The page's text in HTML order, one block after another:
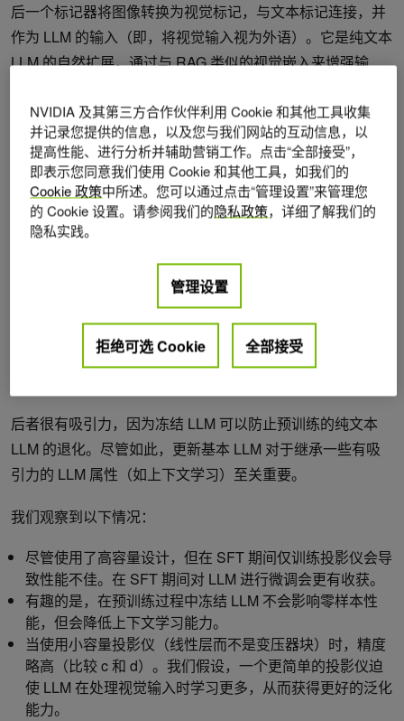
后一个标记器将图像转换为视觉标记，与文本标记连接，并
作为 LLM 的输入（即，将视觉输入视为外语）。它是纯文本
LLM 的自然扩展，通过与 RAG 类似的视觉嵌入来增强输
因此，由于其灵活性和易于量化/部署，我们将重点放在了自
回归架构上。
图 1 显示自回归 VLM 模型由三个主要组件组成：a视觉编码
、LLM和 投影仪 ，它们桥接来自两种模态的嵌入。该模型
解冻 LLM 至关重要
有两种流行的方法可以用视觉输入来增强预训练的纯文本
LLM：在视觉输入标记上微调 LLM，或者冻结 LLM 并仅训
后者很有吸引力，因为冻结 LLM 可以防止预训练的纯文本
LLM 的退化。尽管如此，更新基本 LLM 对于继承一些有吸
引力的 LLM 属性（如上下文学习）至关重要。
我们观察到以下情况：
尽管使用了高容量设计，但在 SFT 期间仅训练投影仪会导
致性能不佳。在 SFT 期间对 LLM 进行微调会更有收获。
有趣的是，在预训练过程中冻结 LLM 不会影响零样本性
能，但会降低上下文学习能力。
当使用小容量投影仪（线性层而不是变压器块）时，精度
略高（比较 c 和 d）。我们假设，一个更简单的投影仪迫
使 LLM 在处理视觉输入时学习更多，从而获得更好的泛化
能力。
NVIDIA 及其第三方合作伙伴利用 Cookie 和其他工具收集
并记录您提供的信息，以及您与我们网站的互动信息，以
提高性能、进行分析并辅助营销工作。点击“全部接受”，
即表示您同意我们使用 Cookie 和其他工具，如我们的
Cookie 政策中所述。您可以通过点击“管理设置”来管理您
的 Cookie 设置。请参阅我们的隐私政策，详细了解我们的
隐私实践。
管理设置
拒绝可选 Cookie 全部接受